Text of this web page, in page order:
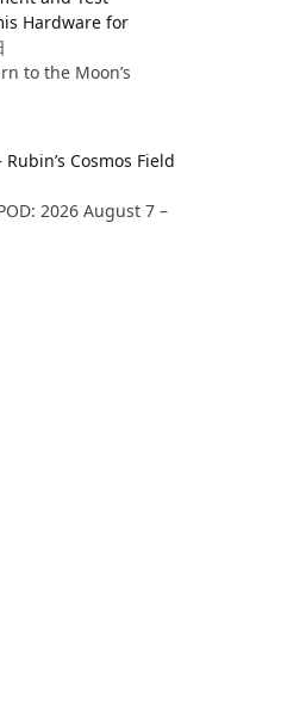
Hardware for
to the Moon’s
Cosmos Field
2026 August 7 –